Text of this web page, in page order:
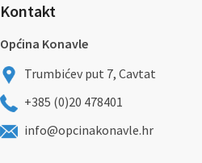
Kontakt
Općina Konavle
Trumbićev put 7, Cavtat
+385 (0)20 478401
info@opcinakonavle.hr